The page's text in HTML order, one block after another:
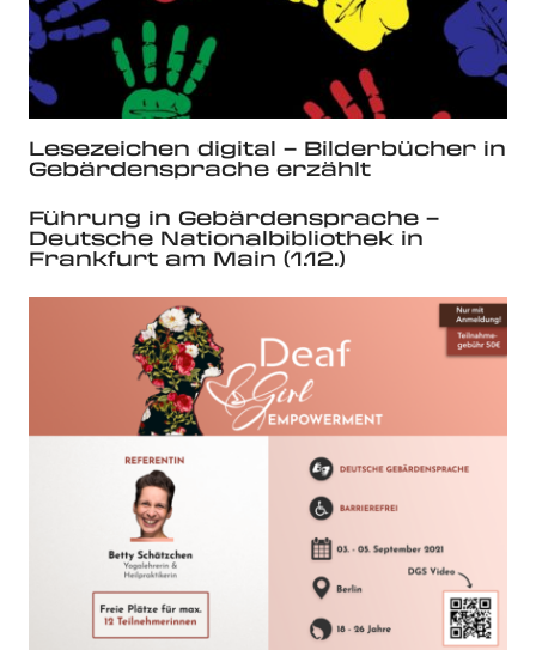
Lesezeichen digital – Bilderbücher in
Gebärdensprache erzählt
Führung in Gebärdensprache –
Deutsche Nationalbibliothek in
Frankfurt am Main (1.12.)